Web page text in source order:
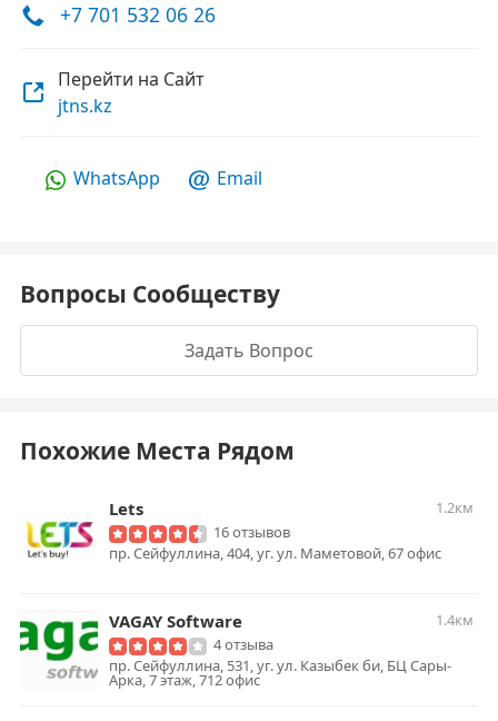
+7 701 532 06 26
Перейти на Сайт
jtns.kz
WhatsApp Email
Вопросы Сообществу
Задать Вопрос
Похожие Места Рядом
Lets
1.2км
16 отзывов
пр. Сейфуллина, 404, уг. ул. Маметовой, 67 офис
VAGAY Software
1.4км
4 отзыва
пр. Сейфуллина, 531, уг. ул. Казыбек би, БЦ Сары-
Арка, 7 этаж, 712 офис